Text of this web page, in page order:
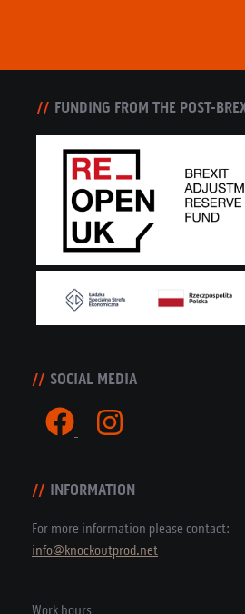
FUNDING FROM THE POST-
SOCIAL MEDIA
INFORMATION
For more information please contact:
info@knockoutprod.net
Work hours